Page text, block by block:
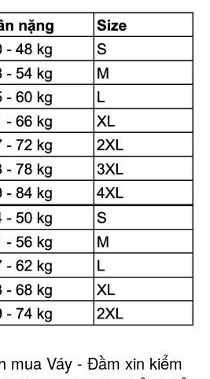
mua Váy - Đầm xin kiểm